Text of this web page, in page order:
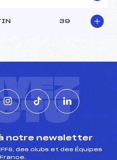
39
notre newsletter
des clubs et des Équipes